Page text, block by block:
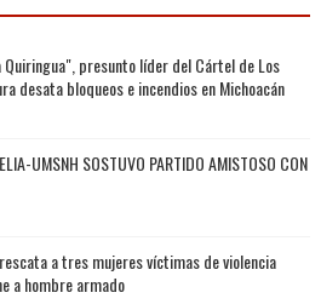
Quiringua", presunto líder del Cártel de Los
desata bloqueos e incendios en Michoacán
UMSNH SOSTUVO PARTIDO AMISTOSO CON
a tres mujeres víctimas de violencia
a hombre armado